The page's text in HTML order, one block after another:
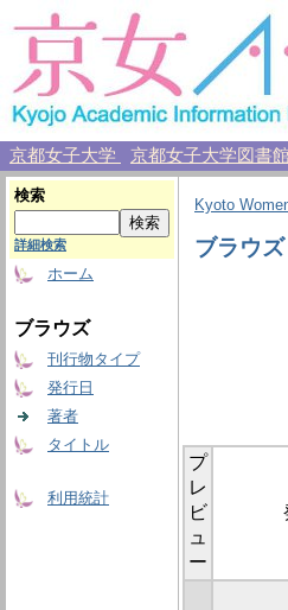
京都女子大学 京都女子大学図書
検索
詳細検索
ホーム
ブラウズ
刊行物タイプ
発行日
著者
タイトル
利用統計
Kyoto
ブラウ
プ
レ
ビ
ュ
ー